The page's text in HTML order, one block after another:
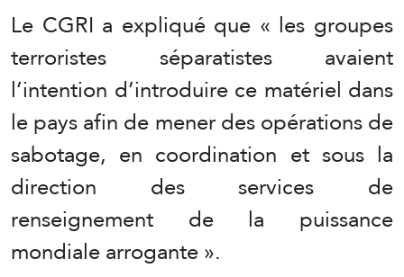
Le CGRI a expliqué que « les groupes
terroristes séparatistes avaient
l’intention d’introduire ce matériel dans
le pays afin de mener des opérations de
sabotage, en coordination et sous la
direction des services de
renseignement de la puissance
mondiale arrogante ».